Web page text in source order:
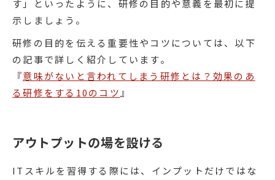
す」といったように、研修の目的や意義を最初に提
示しましょう。
研修の目的を伝える重要性やコツについては、以下
の記事で詳しく紹介しています。
『意味がないと言われてしまう研修とは？効果のあ
る研修をする10のコツ 』
アウトプットの場を設ける
ITスキルを習得する際には、インプットだけではな